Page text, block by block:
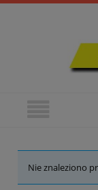
Nie znaleziono